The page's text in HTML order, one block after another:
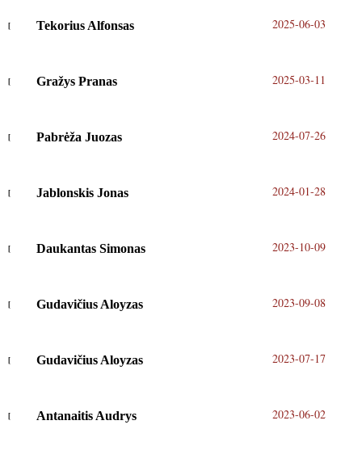
Tekorius Alfonsas 2025-06-03
Gražys Pranas 2025-03-11
Pabrėža Juozas 2024-07-26
Jablonskis Jonas 2024-01-28
Daukantas Simonas 2023-10-09
Gudavičius Aloyzas 2023-09-08
Gudavičius Aloyzas 2023-07-17
Antanaitis Audrys 2023-06-02